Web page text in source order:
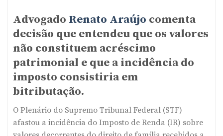
Advogado Renato Araújo comenta
decisão que entendeu que os valores
não constituem acréscimo
patrimonial e que a incidência do
imposto consistiria em
bitributação.
O Plenário do Supremo Tribunal Federal (STF)
afastou a incidência do Imposto de Renda (IR) sobre